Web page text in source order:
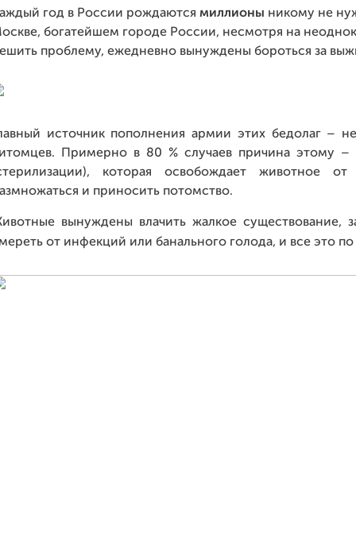
год в России рождаются миллионы никому не
богатейшем городе России, несмотря на
проблему, ежедневно вынуждены бороться за
источник пополнения армии этих бедолаг –
Примерно в 80 % случаев причина этому –
которая освобождает животное
и приносить потомство.
вынуждены влачить жалкое существование,
от инфекций или банального голода, и все это